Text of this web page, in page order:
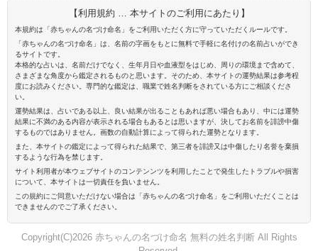
【利用規約 … 本サイトのご利用にあたり】
本規約は「赤ちゃんの名づけ命名」をご利用いただく方に守っていただくルールです。
「赤ちゃんの名づけ命名」は、名前の字画をもとに無料で手軽に名付けの名前占いができ
るサイトです。
本格的な占いは、名前だけでなく、生年月日や血液型をはじめ、周りの環境まで含めて、
さまざまな角度から鑑定されるものと思います。そのため、本サイトの運勢結果は参考程
度にお読みください。専門的な鑑定は、職業で姓名判断をされている方にご相談くださ
い。
運勢結果は、占いである以上、良い結果が出ることもあれば悪い場合もあり、中には運勢
結果に不満のある内容が表示される場合もあるとは思いますが、決してお名前を誹謗中傷
するものではありません。画数の自動計算によって得られた運勢となります。
また、本サイトの鑑定によって得られた結果で、第三者を誹謗又は中傷したり名誉を棄損
するような行為を禁じます。
サイト利用者が本ウェブサイトのコンテンンツを利用したことで発生したトラブルや損害
について、本サイトは一切責任を負いません。
この規約にご同意いただけない場合は「赤ちゃんの名づけ命名」をご利用いただくことは
できませんのでご了承ください。
Copyright(C)2026 赤ちゃんの名づけ命名 無料の姓名判断 All Rights